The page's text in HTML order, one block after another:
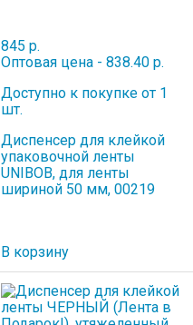
845 р.
Оптовая цена - 838.40 р.
Доступно к покупке от 1
шт.
Диспенсер для клейкой
упаковочной ленты
UNIBOB, для ленты
шириной 50 мм, 00219
В корзину